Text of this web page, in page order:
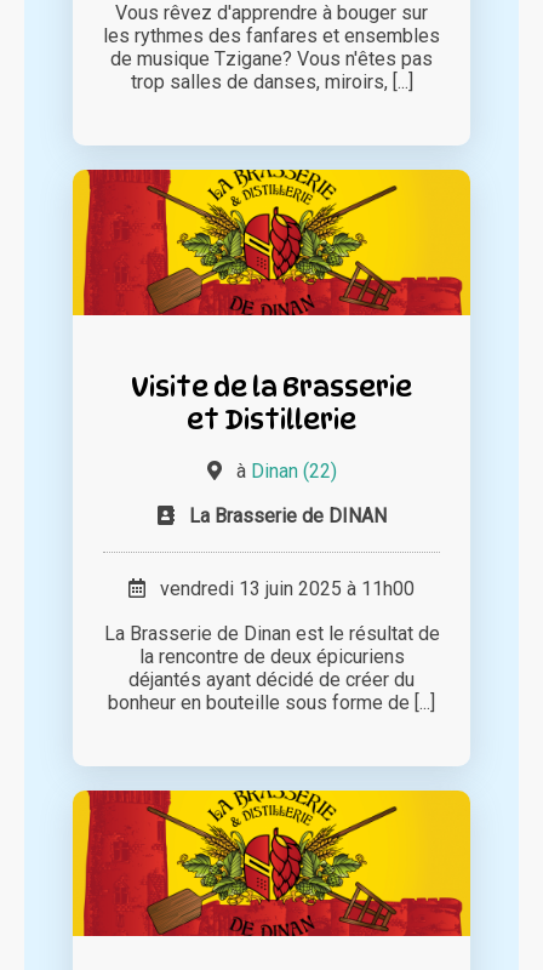
Vous rêvez d'apprendre à bouger sur
les rythmes des fanfares et ensembles
de musique Tzigane? Vous n'êtes pas
trop salles de danses, miroirs, [...]
Visite de la Brasserie
et Distillerie
à Dinan (22)
La Brasserie de DINAN
vendredi 13 juin 2025 à 11h00
La Brasserie de Dinan est le résultat de
la rencontre de deux épicuriens
déjantés ayant décidé de créer du
bonheur en bouteille sous forme de [...]